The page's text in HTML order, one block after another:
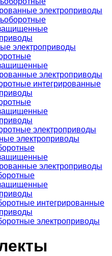
электроприводы
электроприводы
электроприводы
интегрированные
электроприводы
электроприводы
электроприводы
интегрированные
электроприводы